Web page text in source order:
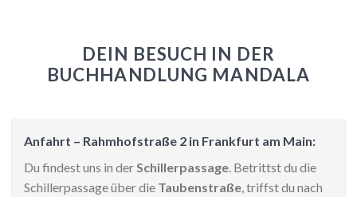
DEIN BESUCH IN DER
BUCHHANDLUNG MANDALA
Anfahrt – Rahmhofstraße 2 in Frankfurt am Main:
Du findest uns in der Schillerpassage . Betrittst du die
Schillerpassage über die Taubenstraße , triffst du nach